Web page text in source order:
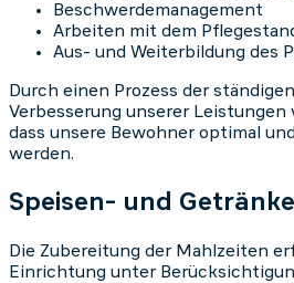
Beschwerdemanagement
Arbeiten mit dem
Aus- und Weiterbildung des
Durch einen Prozess der
Verbesserung unserer
dass unsere Bewohner optimal
werden.
Speisen- und
Die Zubereitung der Mahlzeiten
Einrichtung unter